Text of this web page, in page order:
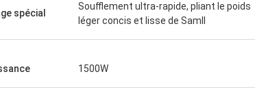
spécial
Soufflement ultra-rapide, pliant le poids
léger concis et lisse de Samll
1500W